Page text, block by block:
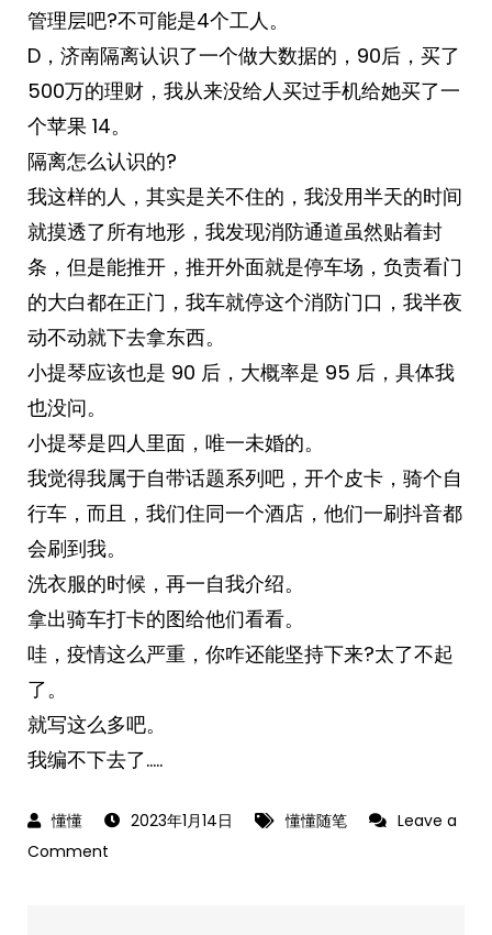
管理层吧?不可能是4个工人。
D，济南隔离认识了一个做大数据的，90后，买了
500万的理财，我从来没给人买过手机给她买了一
个苹果 14。
隔离怎么认识的?
我这样的人，其实是关不住的，我没用半天的时间
就摸透了所有地形，我发现消防通道虽然贴着封
条，但是能推开，推开外面就是停车场，负责看门
的大白都在正门，我车就停这个消防门口，我半夜
动不动就下去拿东西。
小提琴应该也是 90 后，大概率是 95 后，具体我
也没问。
小提琴是四人里面，唯一未婚的。
我觉得我属于自带话题系列吧，开个皮卡，骑个自
行车，而且，我们住同一个酒店，他们一刷抖音都
会刷到我。
洗衣服的时候，再一自我介绍。
拿出骑车打卡的图给他们看看。
哇，疫情这么严重，你咋还能坚持下来?太了不起
了。
就写这么多吧。
我编不下去了…..
2023年1月14日 懂懂随笔
Leave a
Comment